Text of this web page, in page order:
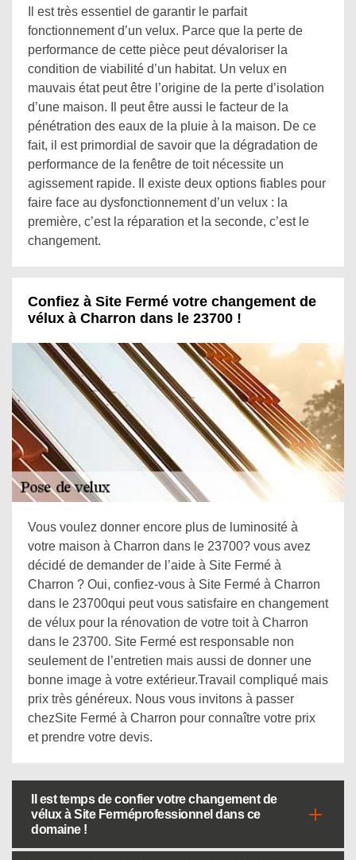
Il est très essentiel de garantir le parfait
fonctionnement d’un velux. Parce que la perte de
performance de cette pièce peut dévaloriser la
condition de viabilité d’un habitat. Un velux en
mauvais état peut être l’origine de la perte d’isolation
d’une maison. Il peut être aussi le facteur de la
pénétration des eaux de la pluie à la maison. De ce
fait, il est primordial de savoir que la dégradation de
performance de la fenêtre de toit nécessite un
agissement rapide. Il existe deux options fiables pour
faire face au dysfonctionnement d’un velux : la
première, c’est la réparation et la seconde, c’est le
changement.
Confiez à Site Fermé votre changement de
vélux à Charron dans le 23700 !
Vous voulez donner encore plus de luminosité à
votre maison à Charron dans le 23700? vous avez
décidé de demander de l’aide à Site Fermé à
Charron ? Oui, confiez-vous à Site Fermé à Charron
dans le 23700qui peut vous satisfaire en changement
de vélux pour la rénovation de votre toit à Charron
dans le 23700. Site Fermé est responsable non
seulement de l’entretien mais aussi de donner une
bonne image à votre extérieur.Travail compliqué mais
prix très généreux. Nous vous invitons à passer
chezSite Fermé à Charron pour connaître votre prix
et prendre votre devis.
Il est temps de confier votre changement de
vélux à Site Ferméprofessionnel dans ce
domaine !